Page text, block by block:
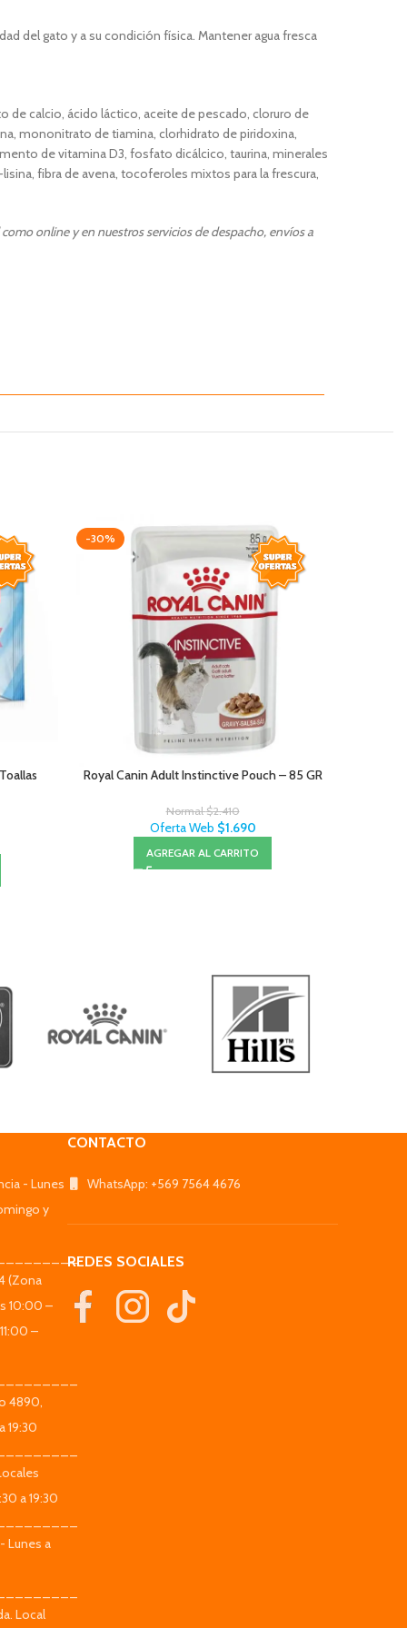
del gato y a su condición física. Mantener agua fresca
de calcio, ácido láctico, aceite de pescado, cloruro de
mononitrato de tiamina, clorhidrato de piridoxina,
de vitamina D3, fosfato dicálcico, taurina, minerales
fibra de avena, tocoferoles mixtos para la frescura,
online y en nuestros servicios de despacho, envíos a
-30%
Royal Canin Adult Instinctive Pouch – 85 GR
Normal$2.410
Oferta Web $1.690
AGREGAR AL CARRITO
- Lunes
y
(Zona
10:00 –
–
4890,
19:30
a 19:30
Lunes a
Local
CONTACTO
WhatsApp: +569 7564 4676
REDES SOCIALES